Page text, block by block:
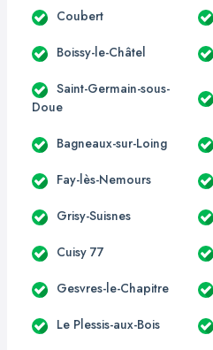
Coubert
Boissy-le-Châtel
Saint-Germain-sous-
Doue
Bagneaux-sur-Loing
Fay-lès-Nemours
Grisy-Suisnes
Cuisy 77
Gesvres-le-Chapitre
Le Plessis-aux-Bois